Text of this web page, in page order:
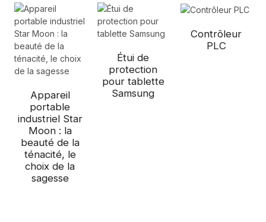
Appareil
portable
industriel Star
Moon : la
beauté de la
ténacité, le
choix de la
sagesse
Étui de
protection
pour tablette
Samsung
Contrôleur
PLC